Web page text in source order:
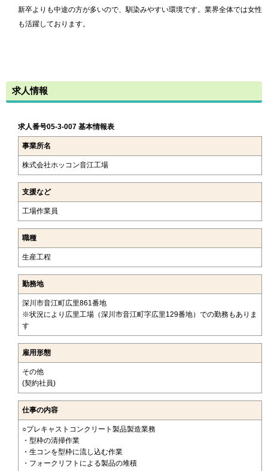
新卒よりも中途の方が多いので、馴染みやすい環境です。業界全体では女性
も活躍しております。
求人情報
求人番号05-3-007 基本情報表
事業所名
株式会社ホッコン音江工場
支援など
工場作業員
職種
生産工程
勤務地
深川市音江町広里861番地
※状況により広里工場（深川市音江町字広里129番地）での勤務もありま
す
雇用形態
その他
(契約社員)
仕事の内容
○プレキャストコンクリート製品製造業務
・型枠の清掃作業
・生コンを型枠に流し込む作業
・フォークリフトによる製品の堆積